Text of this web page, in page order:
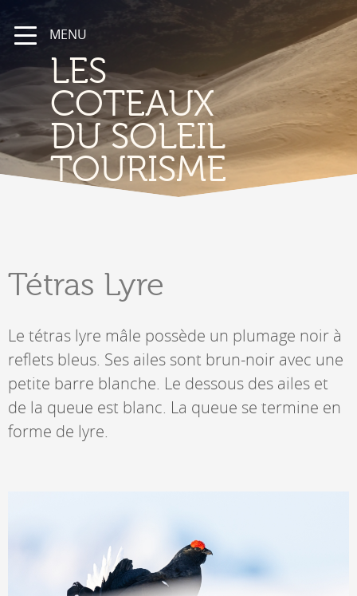
MENU
LES
COTEAUX
DU SOLEIL
TOURISME
Tétras Lyre
Le tétras lyre mâle possède un plumage noir à
reflets bleus. Ses ailes sont brun-noir avec une
petite barre blanche. Le dessous des ailes et
de la queue est blanc. La queue se termine en
forme de lyre.